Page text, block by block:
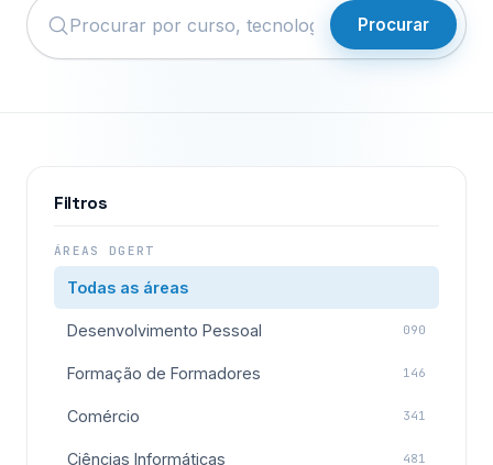
Procurar
Filtros
ÁREAS DGERT
Todas as áreas
Desenvolvimento Pessoal 090
Formação de Formadores 146
Comércio 341
Ciências Informáticas 481